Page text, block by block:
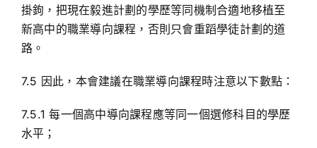
掛鉤，把現在毅進計劃的學歷等同機制合適地移植至
新高中的職業導向課程，否則只會重蹈學徒計劃的道
路。
7.5 因此，本會建議在職業導向課程時注意以下數點：
7.5.1 每一個高中導向課程應等同一個選修科目的學歷
水平；